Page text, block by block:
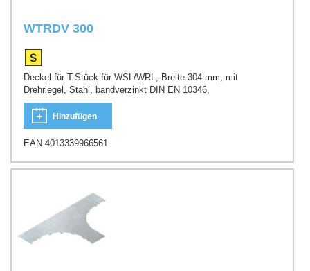
WTRDV 300
Deckel für T-Stück für WSL/WRL, Breite 304 mm, mit
Drehriegel, Stahl, bandverzinkt DIN EN 10346,
Hinzufügen
EAN 4013339966561